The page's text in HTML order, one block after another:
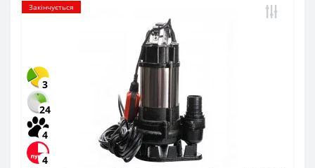
Закінчується
3
24
4
4